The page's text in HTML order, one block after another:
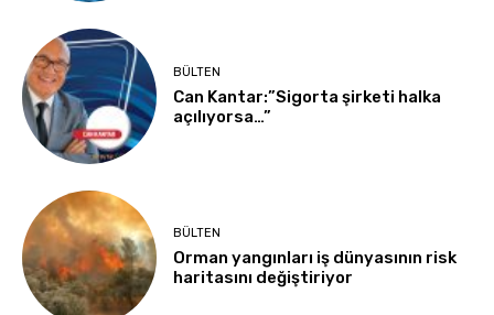
BÜLTEN
Can Kantar:”Sigorta şirketi halka
açılıyorsa…”
BÜLTEN
Orman yangınları iş dünyasının risk
haritasını değiştiriyor